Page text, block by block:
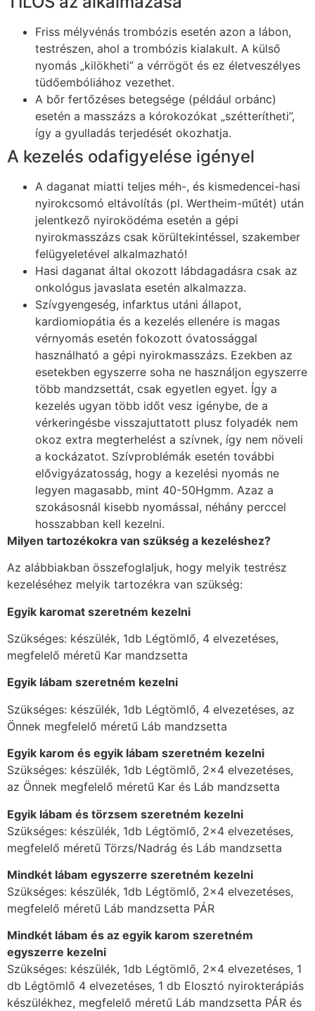
Friss mélyvénás trombózis esetén azon a lábon,
testrészen, ahol a trombózis kialakult. A külső
nyomás „kilökheti” a vérrögöt és ez életveszélyes
tüdőembóliához vezethet.
A bőr fertőzéses betegsége (például orbánc)
esetén a masszázs a kórokozókat „szétterítheti”,
így a gyulladás terjedését okozhatja.
A kezelés odafigyelése igényel
A daganat miatti teljes méh-, és kismedencei-hasi
nyirokcsomó eltávolítás (pl. Wertheim-műtét) után
jelentkező nyiroködéma esetén a gépi
nyirokmasszázs csak körültekintéssel, szakember
felügyeletével alkalmazható!
Hasi daganat által okozott lábdagadásra csak az
onkológus javaslata esetén alkalmazza.
Szívgyengeség, infarktus utáni állapot,
kardiomiopátia és a kezelés ellenére is magas
vérnyomás esetén fokozott óvatossággal
használható a gépi nyirokmasszázs. Ezekben az
esetekben egyszerre soha ne használjon egyszerre
több mandzsettát, csak egyetlen egyet. Így a
kezelés ugyan több időt vesz igénybe, de a
vérkeringésbe visszajuttatott plusz folyadék nem
okoz extra megterhelést a szívnek, így nem növeli
a kockázatot. Szívproblémák esetén további
elővigyázatosság, hogy a kezelési nyomás ne
legyen magasabb, mint 40-50Hgmm. Azaz a
szokásosnál kisebb nyomással, néhány perccel
hosszabban kell kezelni.
Milyen tartozékokra van szükség a kezeléshez?
Az alábbiakban összefoglaljuk, hogy melyik testrész
kezeléséhez melyik tartozékra van szükség:
Egyik karomat szeretném kezelni
Szükséges: készülék, 1db Légtömlő, 4 elvezetéses,
megfelelő méretű Kar mandzsetta
Egyik lábam szeretném kezelni
Szükséges: készülék, 1db Légtömlő, 4 elvezetéses, az
Önnek megfelelő méretű Láb mandzsetta
Egyik karom és egyik lábam szeretném kezelni
Szükséges: készülék, 1db Légtömlő, 2×4 elvezetéses,
az Önnek megfelelő méretű Kar és Láb mandzsetta
Egyik lábam és törzsem szeretném kezelni
Szükséges: készülék, 1db Légtömlő, 2×4 elvezetéses,
megfelelő méretű Törzs/Nadrág és Láb mandzsetta
Mindkét lábam egyszerre szeretném kezelni
Szükséges: készülék, 1db Légtömlő, 2×4 elvezetéses,
megfelelő méretű Láb mandzsetta PÁR
Mindkét lábam és az egyik karom szeretném
egyszerre kezelni
Szükséges: készülék, 1db Légtömlő, 2×4 elvezetéses, 1
db Légtömlő 4 elvezetéses, 1 db Elosztó nyirokterápiás
készülékhez, megfelelő méretű Láb mandzsetta PÁR és